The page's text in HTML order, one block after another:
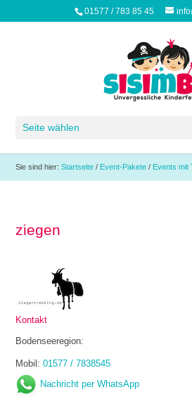
01577 / 783 85 45
Seite wählen
Sie sind hier:Startseite / Event-Pakete / Events mit
ziegen
Kontakt
Bodenseeregion:
Mobil:01577 / 7838545
Nachricht per WhatsApp